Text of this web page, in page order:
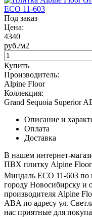
Под заказ
Цена:
4340
руб./м2
Купить
Производитель:
Alpine Floor
Коллекция:
Grand Sequoia Superior
Описание и
Оплата
Доставка
В нашем интернет-
ПВХ плитку Alpine Floor
Миндаль ECO 11-603 по
городу Новосибирску и
производителя Alpine
ABA по адресу ул.
нас приятные для